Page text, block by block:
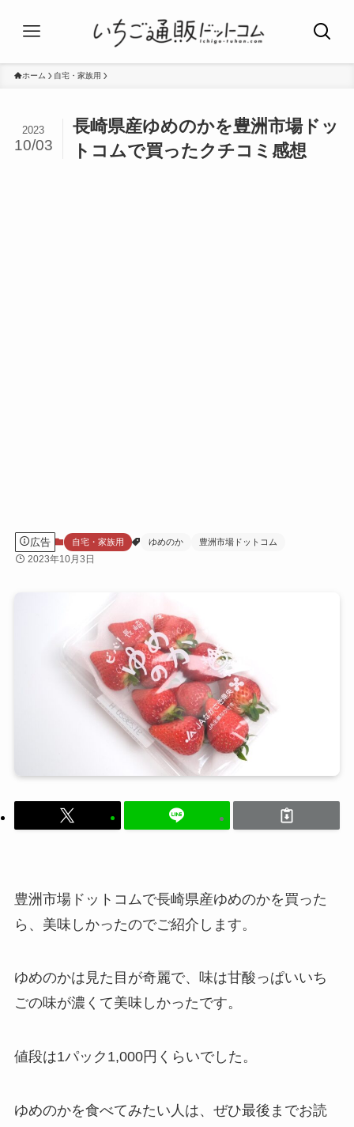
ホーム 自宅・家族用
長崎県産ゆめのかを豊洲市場ドッ
トコムで買ったクチコミ感想
2023
10/03
広告 自宅・家族用 ゆめのか 豊洲市場ドットコム
2023年10月3日
豊洲市場ドットコムで長崎県産ゆめのかを買った
ら、美味しかったのでご紹介します。
ゆめのかは見た目が奇麗で、味は甘酸っぱいいち
ごの味が濃くて美味しかったです。
値段は1パック1,000円くらいでした。
ゆめのかを食べてみたい人は、ぜひ最後までお読